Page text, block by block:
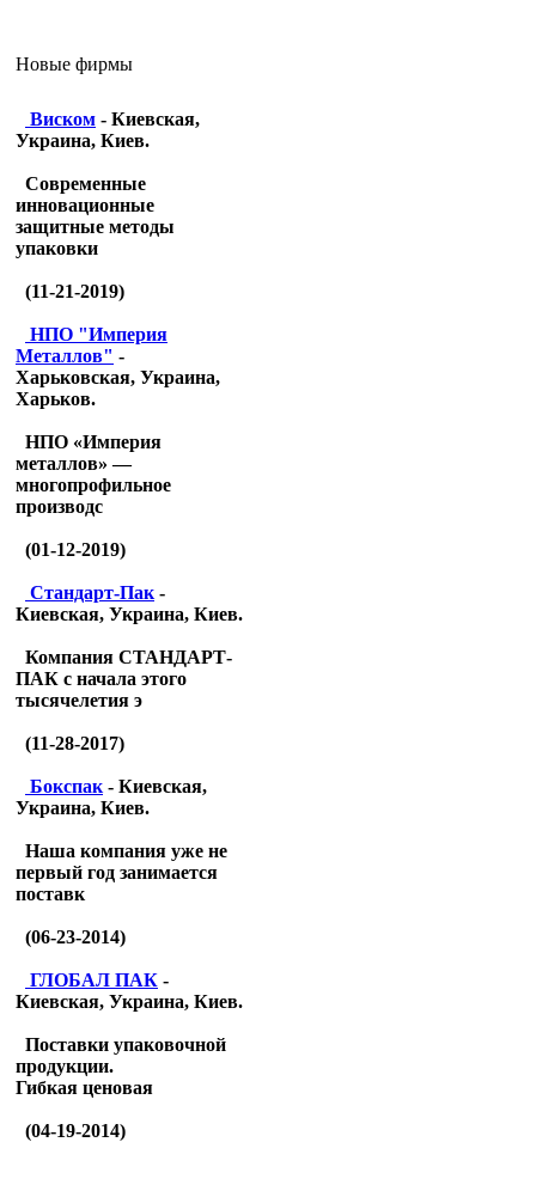
Новые фирмы
Виском - Киевская,
Украина, Киев.
Современные
инновационные
защитные методы
упаковки
(11-21-2019)
НПО "Империя
Металлов" -
Харьковская, Украина,
Харьков.
НПО «Империя
металлов» —
многопрофильное
производс
(01-12-2019)
Стандарт-Пак -
Киевская, Украина, Киев.
Компания СТАНДАРТ-
ПАК с начала этого
тысячелетия э
(11-28-2017)
Бокспак - Киевская,
Украина, Киев.
Наша компания уже не
первый год занимается
поставк
(06-23-2014)
ГЛОБАЛ ПАК -
Киевская, Украина, Киев.
Поставки упаковочной
продукции.
Гибкая ценовая
(04-19-2014)